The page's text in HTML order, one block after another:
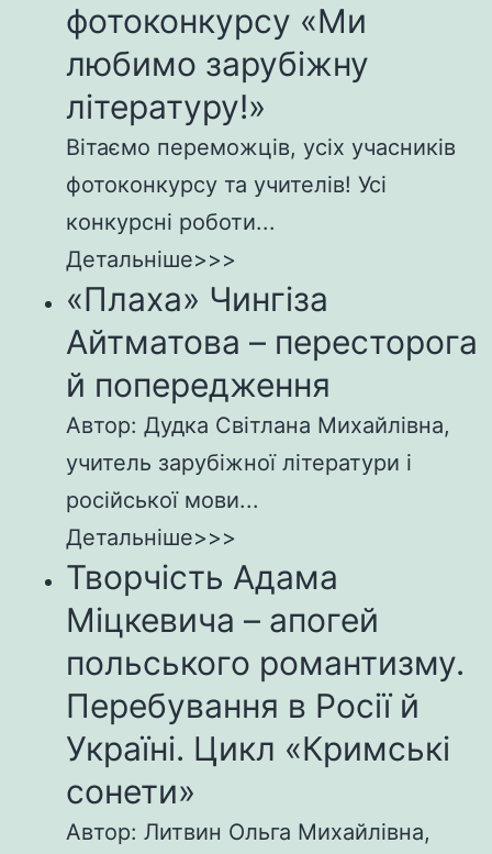
фотоконкурсу «Ми
любимо зарубіжну
літературу!»
Вітаємо переможців, усіх учасників
фотоконкурсу та учителів! Усі
конкурсні роботи...
Детальніше>>>
«Плаха» Чингіза
Айтматова – пересторога
й попередження
Автор: Дудка Світлана Михайлівна,
учитель зарубіжної літератури і
російської мови...
Детальніше>>>
Творчість Адама
Міцкевича – апогей
польського романтизму.
Перебування в Росії й
Україні. Цикл «Кримські
сонети»
Автор: Литвин Ольга Михайлівна,